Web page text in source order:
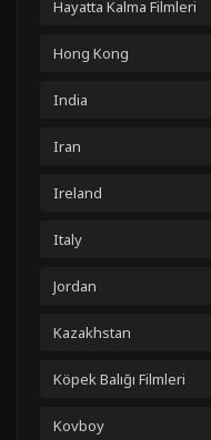
Hayatta Kalma Filmleri
Hong Kong
India
Iran
Ireland
Italy
Jordan
Kazakhstan
Köpek Balığı Filmleri
Kovboy